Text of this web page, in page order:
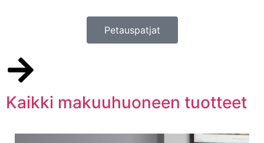
Petauspatjat
Kaikki makuuhuoneen tuotteet